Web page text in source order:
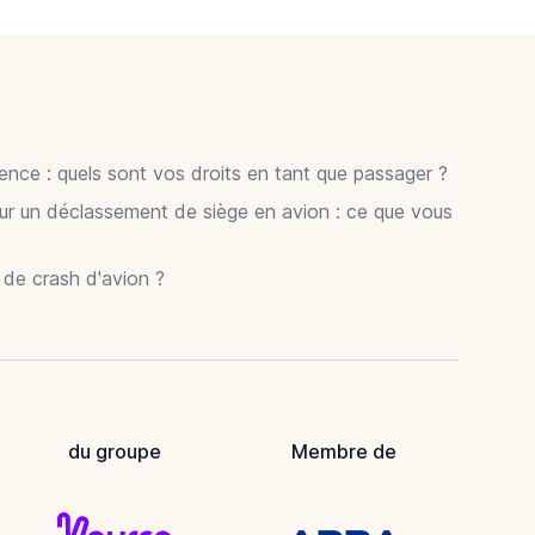
: quels sont vos droits en tant que passager ?
un déclassement de siège en avion : ce que vous
crash d'avion ?
du groupe Membre de